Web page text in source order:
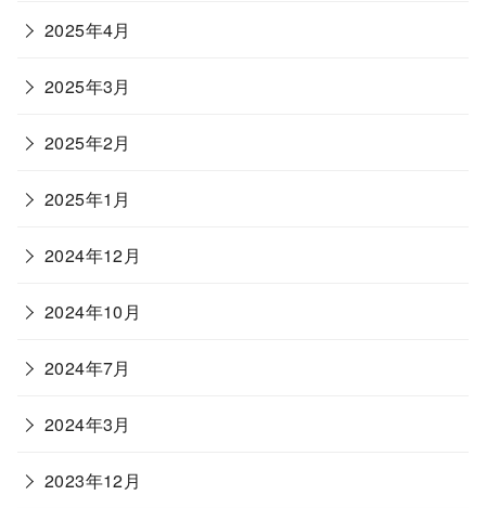
2025年4月
2025年3月
2025年2月
2025年1月
2024年12月
2024年10月
2024年7月
2024年3月
2023年12月